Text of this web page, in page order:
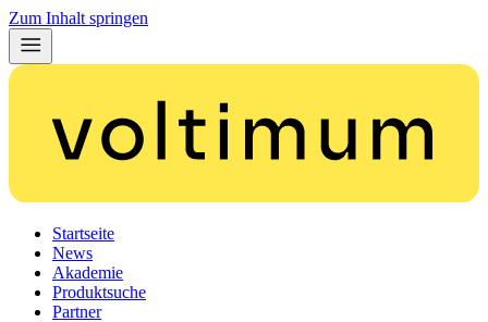
Zum Inhalt springen
Startseite
News
Akademie
Produktsuche
Partner